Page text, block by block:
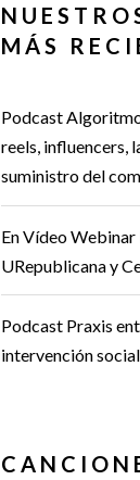
MÁS
Podcast
reels, influencers,
suministro del
En Vídeo
URepublicana y
Podcast Praxis
intervención